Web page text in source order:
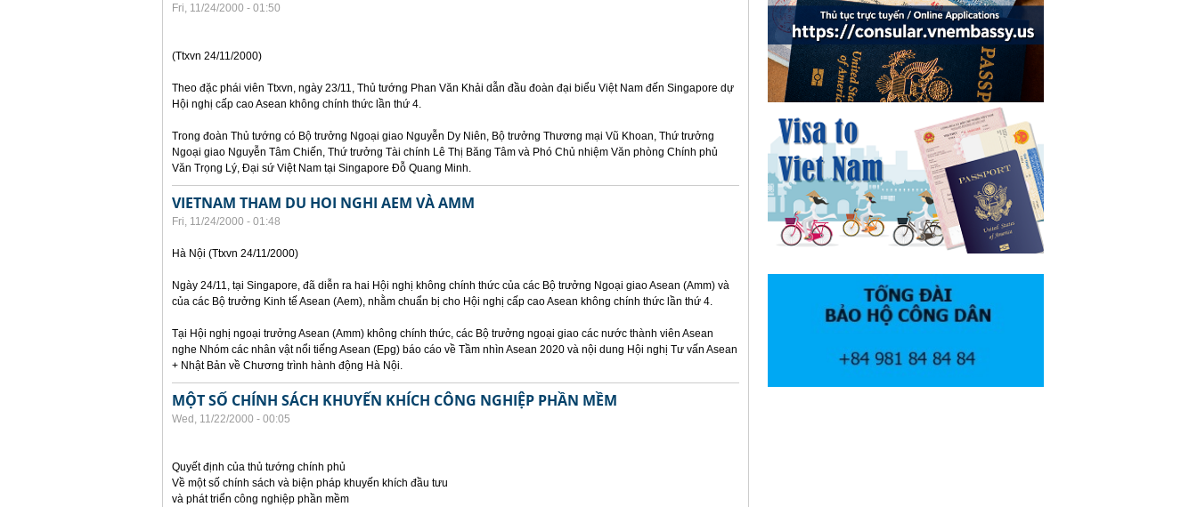
Fri, 11/24/2000 - 01:50
(Ttxvn 24/11/2000)
Theo đặc phái viên Ttxvn, ngày 23/11, Thủ tướng Phan Văn Khải dẫn đầu đoàn đại biểu Việt Nam đến Singapore dự
Hội nghị cấp cao Asean không chính thức lần thứ 4.
Trong đoàn Thủ tướng có Bộ trưởng Ngoại giao Nguyễn Dy Niên, Bộ trưởng Thương mại Vũ Khoan, Thứ trưởng
Ngoại giao Nguyễn Tâm Chiến, Thứ trưởng Tài chính Lê Thị Băng Tâm và Phó Chủ nhiệm Văn phòng Chính phủ
Văn Trọng Lý, Đại sứ Việt Nam tại Singapore Đỗ Quang Minh.
VIETNAM THAM DU HOI NGHI AEM VÀ AMM
Fri, 11/24/2000 - 01:48
Hà Nội (Ttxvn 24/11/2000)
Ngày 24/11, tại Singapore, đã diễn ra hai Hội nghị không chính thức của các Bộ trưởng Ngoại giao Asean (Amm) và
của các Bộ trưởng Kinh tế Asean (Aem), nhằm chuẩn bị cho Hội nghị cấp cao Asean không chính thức lần thứ 4.
Tại Hội nghị ngoại trưởng Asean (Amm) không chính thức, các Bộ trưởng ngoại giao các nước thành viên Asean
nghe Nhóm các nhân vật nổi tiếng Asean (Epg) báo cáo về Tầm nhìn Asean 2020 và nội dung Hội nghị Tư vấn Asean
+ Nhật Bản về Chương trình hành động Hà Nội.
MỘT SỐ CHÍNH SÁCH KHUYẾN KHÍCH CÔNG NGHIỆP PHẦN MỀM
Wed, 11/22/2000 - 00:05
Quyết định của thủ tướng chính phủ
Về một số chính sách và biện pháp khuyến khích đầu tưu
và phát triển công nghiệp phần mềm